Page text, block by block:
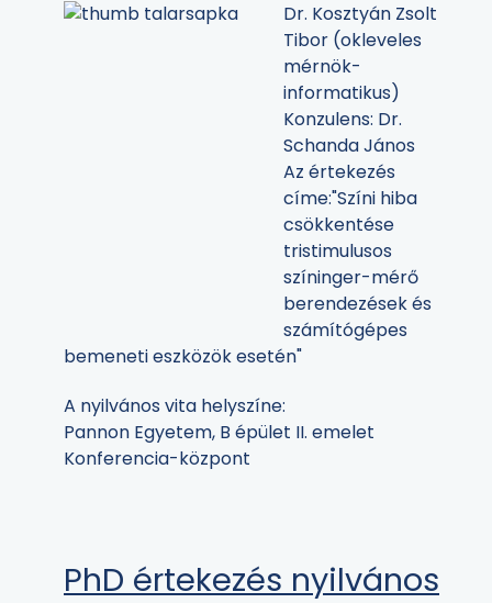
Dr. Kosztyán Zsolt
Tibor (okleveles
mérnök-
informatikus)
Konzulens: Dr.
Schanda János
Az értekezés
címe:"Színi hiba
csökkentése
tristimulusos
színinger-mérő
berendezések és
számítógépes
bemeneti eszközök esetén"
A nyilvános vita helyszíne:
Pannon Egyetem, B épület II. emelet
Konferencia-központ
PhD értekezés nyilvános